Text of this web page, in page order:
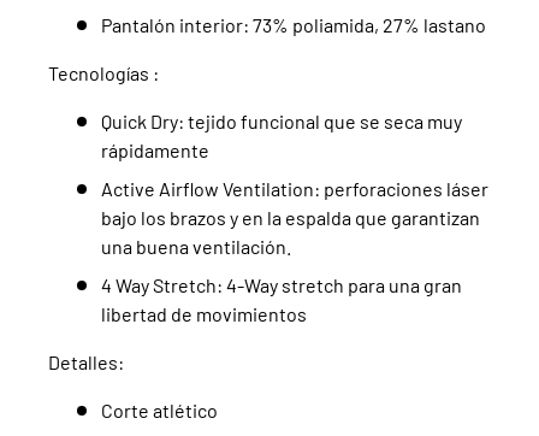
Pantalón interior: 73% poliamida, 27% lastano
Tecnologías :
Quick Dry: tejido funcional que se seca muy
rápidamente
Active Airflow Ventilation: perforaciones láser
bajo los brazos y en la espalda que garantizan
una buena ventilación.
4 Way Stretch: 4-Way stretch para una gran
libertad de movimientos
Detalles:
Corte atlético